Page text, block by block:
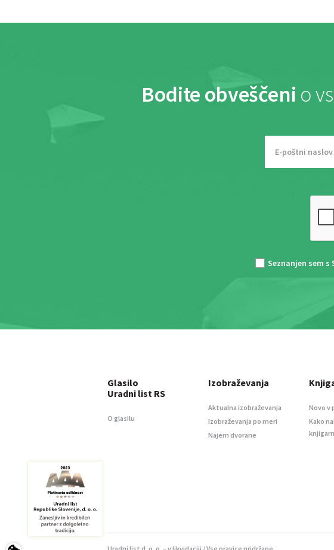
Bodite obveščeni o
Seznanjen sem s
Glasilo
Uradni list RS
O glasilu
Izobraževanja
Aktualna izobraževanja
Izobraževanja po meri
Najem dvorane
Novo v
Kako